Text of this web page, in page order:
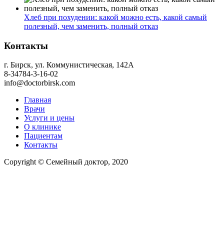
Хлеб при похудении: какой можно есть, какой самый
полезный, чем заменить, полный отказ
Контакты
г. Бирск, ул. Коммунистическая, 142А
8-34784-3-16-02
info@doctorbirsk.com
Главная
Врачи
Услуги и цены
О клинике
Пациентам
Контакты
Copyright © Семейный доктор, 2020